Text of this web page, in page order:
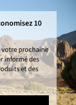
10
votre prochaine
informé des
et des